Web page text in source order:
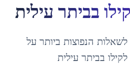
בביתר עילית
הנפוצות ביותר על
בביתר עילית